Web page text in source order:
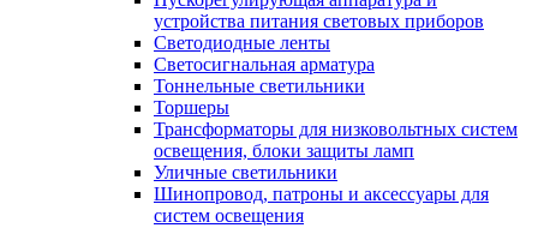
устройства питания световых приборов
Светодиодные ленты
Светосигнальная арматура
Тоннельные светильники
Торшеры
Трансформаторы для низковольтных систем
освещения, блоки защиты ламп
Уличные светильники
Шинопровод, патроны и аксессуары для
систем освещения